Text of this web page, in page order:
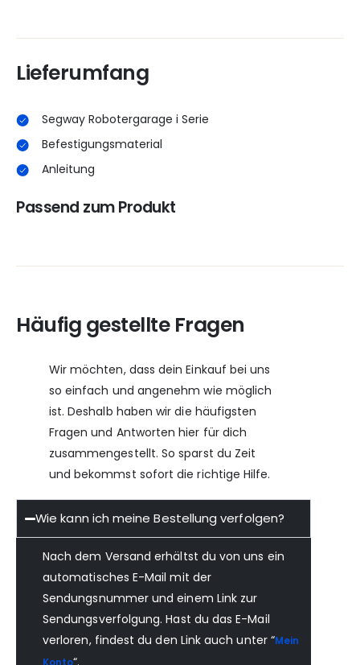
Lieferumfang
Segway Robotergarage i Serie
Befestigungsmaterial
Anleitung
Passend zum Produkt
Häufig gestellte Fragen
Wir möchten, dass dein Einkauf bei uns
so einfach und angenehm wie möglich
ist. Deshalb haben wir die häufigsten
Fragen und Antworten hier für dich
zusammengestellt. So sparst du Zeit
und bekommst sofort die richtige Hilfe.
Wie kann ich meine Bestellung verfolgen?
Nach dem Versand erhältst du von uns ein
automatisches E-Mail mit der
Sendungsnummer und einem Link zur
Sendungsverfolgung. Hast du das E-Mail
verloren, findest du den Link auch unter “Mein